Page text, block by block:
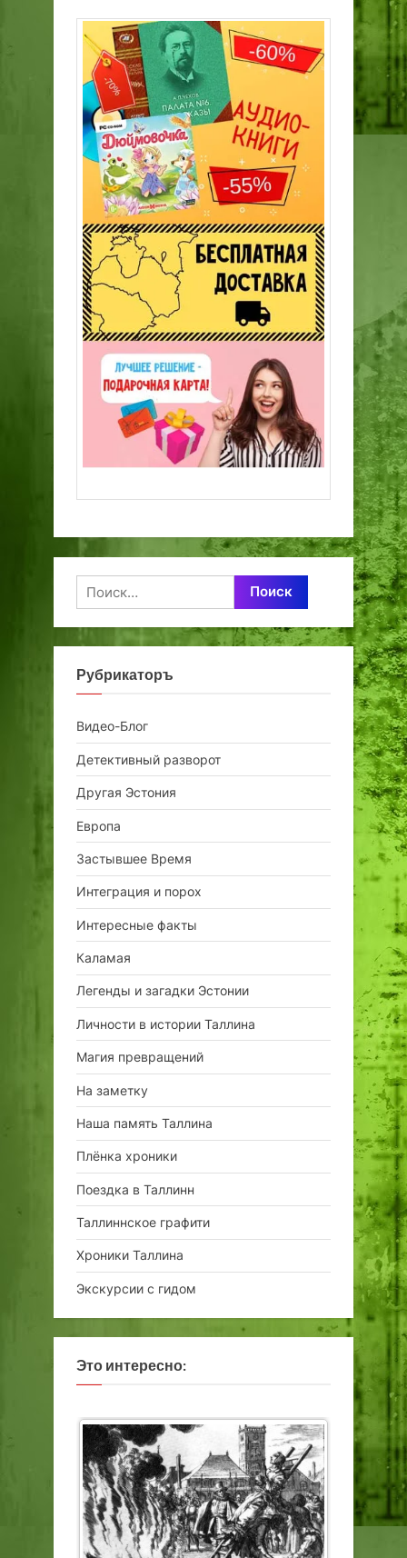
Найти:
Рубрикаторъ
Видео-Блог
Детективный разворот
Другая Эстония
Европа
Застывшее Время
Интеграция и порох
Интересные факты
Каламая
Легенды и загадки Эстонии
Личности в истории Таллина
Магия превращений
На заметку
Наша память Таллина
Плёнка хроники
Поездка в Таллинн
Таллиннское графити
Хроники Таллина
Экскурсии с гидом
Это интересно: